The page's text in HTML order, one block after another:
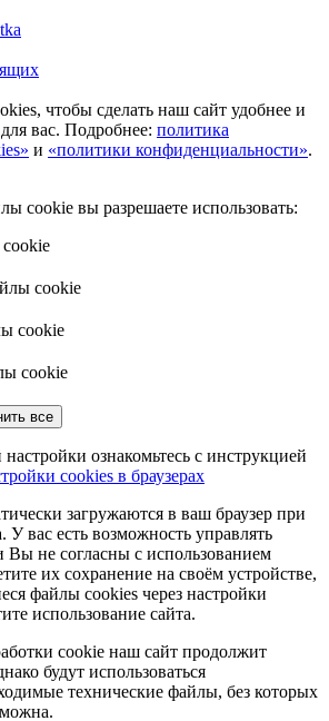
чтобы сделать наш сайт удобнее и
вас. Подробнее: политика
и «политики конфиденциальности».
cookie вы разрешаете использовать:
cookie
cookie
cookie
все
ознакомьтесь с инструкцией
cookies в браузерах
загружаются в ваш браузер при
У вас есть возможность управлять
не согласны с использованием
их сохранение на своём устройстве,
файлы cookies через настройки
использование сайта.
cookie наш сайт продолжит
будут использоваться
технические файлы, без которых